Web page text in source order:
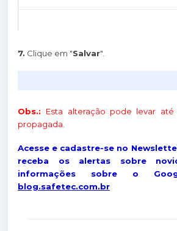
7. Clique em "Salvar".
Obs.: Esta alteração pode levar
propagada.
Acesse e cadastre-se no
receba os alertas sobre
informações sobre o
blog.safetec.com.br